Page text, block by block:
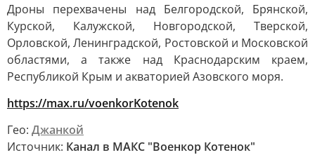
Дроны перехвачены над Белгородской, Брянской,
Курской, Калужской, Новгородской, Тверской,
Орловской, Ленинградской, Ростовской и Московской
областями, а также над Краснодарским краем,
Республикой Крым и акваторией Азовского моря.
https://max.ru/voenkorKotenok
Гео: Джанкой
Источник: Канал в МАКС "Военкор Котенок"